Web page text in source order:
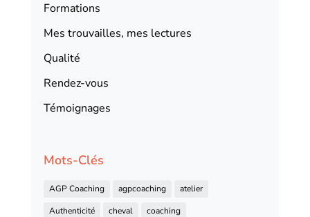
Formations
Mes trouvailles, mes lectures
Qualité
Rendez-vous
Témoignages
Mots-Clés
AGP Coaching agpcoaching
atelier
Authenticité
cheval
coaching